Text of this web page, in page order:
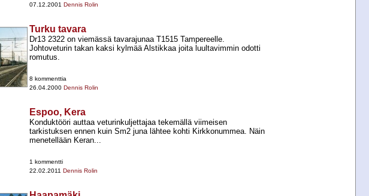
07.12.2001 Dennis Rolin
Turku tavara
Dr13 2322 on viemässä tavarajunaa T1515 Tampereelle.
Johtoveturin takan kaksi kylmää Alstikkaa joita luultavimmin odotti
romutus.
8 kommenttia
26.04.2000 Dennis Rolin
Espoo, Kera
Konduktööri auttaa veturinkuljettajaa tekemällä viimeisen
tarkistuksen ennen kuin Sm2 juna lähtee kohti Kirkkonummea. Näin
menetellään Keran...
1 kommentti
22.02.2011 Dennis Rolin